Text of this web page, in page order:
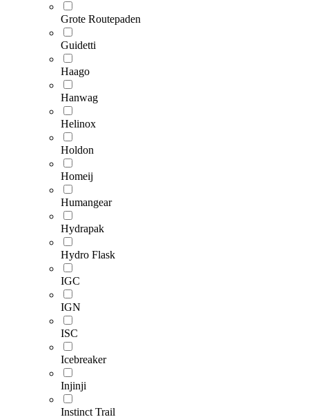
Grote Routepaden
Guidetti
Haago
Hanwag
Helinox
Holdon
Homeij
Humangear
Hydrapak
Hydro Flask
IGC
IGN
ISC
Icebreaker
Injinji
Instinct Trail